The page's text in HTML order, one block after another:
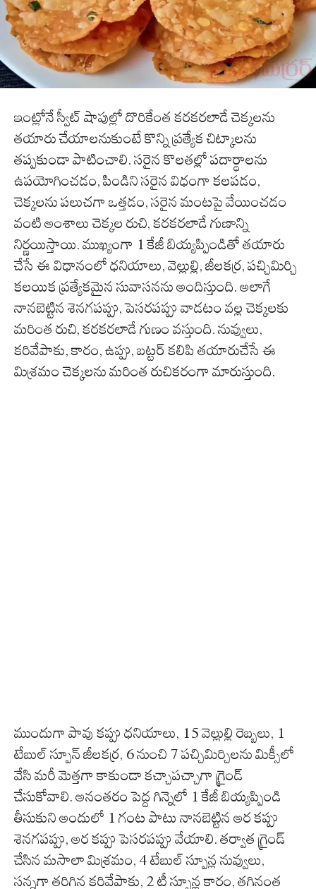
ఇంట్లోనే స్వీట్ షాపుల్లో దొరికేంత కరకరలాడే చెక్కలను
తయారు చేయాలనుకుంటే కొన్ని ప్రత్యేక చిట్కాలను
తప్పకుండా పాటించాలి. సరైన కొలతల్లో పదార్థాలను
ఉపయోగించడం, పిండిని సరైన విధంగా కలపడం,
చెక్కలను పలుచగా ఒత్తడం, సరైన మంటపై వేయించడం
వంటి అంశాలు చెక్కల రుచి, కరకరలాడే గుణాన్ని
నిర్ణయిస్తాయి. ముఖ్యంగా 1 కేజీ బియ్యప్పిండితో తయారు
చేసే ఈ విధానంలో ధనియాలు, వెల్లుల్లి, జీలకర్ర, పచ్చిమిర్చి
కలయిక ప్రత్యేకమైన సువాసనను అందిస్తుంది. అలాగే
నానబెట్టిన శెనగపప్పు, పెసరపప్పు వాడటం వల్ల చెక్కలకు
మరింత రుచి, కరకరలాడే గుణం వస్తుంది. నువ్వులు,
కరివేపాకు, కారం, ఉప్పు, బట్టర్ కలిపి తయారుచేసే ఈ
మిశ్రమం చెక్కలను మరింత రుచికరంగా మారుస్తుంది.
ముందుగా పావు కప్పు ధనియాలు, 15 వెల్లుల్లి రెబ్బలు, 1
టేబుల్ స్పూన్ జీలకర్ర, 6 నుంచి 7 పచ్చిమిర్చిలను మిక్సీలో
వేసి మరీ మెత్తగా కాకుండా కచ్చాపచ్చాగా గ్రైండ్
చేసుకోవాలి. అనంతరం పెద్ద గిన్నెలో 1 కేజీ బియ్యప్పిండి
తీసుకుని అందులో 1 గంట పాటు నానబెట్టిన అర కప్పు
శెనగపప్పు, అర కప్పు పెసరపప్పు వేయాలి. తర్వాత గ్రైండ్
చేసిన మసాలా మిశ్రమం, 4 టేబుల్ స్పూన్ల నువ్వులు,
సన్నగా తరిగిన కరివేపాకు, 2 టీ స్పూన్ల కారం, తగినంత